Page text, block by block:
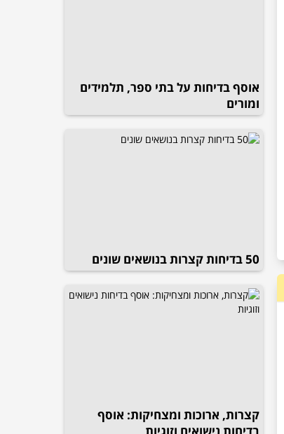
אוסף בדיחות על בתי ספר, תלמידים
ומורים
50 בדיחות קצרות בנושאים שונים
קצרות, ארוכות ומצחיקות: אוסף